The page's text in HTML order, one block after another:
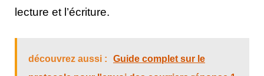
lecture et l’écriture.
découvrez aussi :
Guide complet sur le